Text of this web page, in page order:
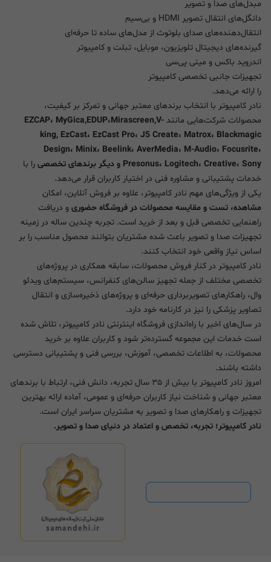
مبدل‌های صدا و تصویر
دانگل‌های انتقال تصویر HDMI و بی‌سیم
انتقال‌دهنده‌های صدای بلوتوث از مدل‌های ساده تا حرفه‌ای
گیرنده‌های دیجیتال تلویزیون، موبایل، تبلت و کامپیوتر
اندروید باکس و مینی پی‌سی
تجهیزات جانبی تخصصی کامپیوتر
را ارائه می‌دهد.
نادر کامپیوتر با انتخاب برندهای معتبر جهانی و تمرکز بر کیفیت،
محصولات شرکت‌هایی مانند EZCAP، MyGica,EDUP،Mirascreen,V-
king, EzCast، EzCast Pro، J5 Create، Matrox، Blackmagic
Design، Minix، Beelink، AverMedia، M-Audio، Focusrite،
Presonus، Logitech، Creative، Sony و دیگر برندهای تخصصی
را با
خدمات پشتیبانی و مشاوره فنی در اختیار کاربران قرار می‌دهد.
یکی از ویژگی‌های مهم نادر کامپیوتر، علاوه بر فروش آنلاین، امکان
مشاهده، تست و مقایسه محصولات در فروشگاه حضوری و دریافت
راهنمایی تخصصی قبل و بعد از خرید است. تجربه چندین ساله در زمینه
تجهیزات صدا و تصویر باعث شده مشتریان بتوانند محصول مناسب را بر
اساس نیاز واقعی خود انتخاب کنند.
نادر کامپیوتر در کنار فروش محصولات، سابقه همکاری در پروژه‌های
تخصصی مختلف از جمله تجهیز سالن‌های کنفرانس، سیستم‌های ویدئو
وال، راهکارهای تصویربرداری حرفه‌ای و پروژه‌های ذخیره‌سازی و انتقال
تصاویر پزشکی را نیز در کارنامه خود دارد.
در سال‌های اخیر با راه‌اندازی فروشگاه اینترنتی نادر کامپیوتر، تلاش شده
است خدمات این مجموعه گسترده‌تر شود و کاربران علاوه بر خرید
محصولات، به اطلاعات تخصصی، آموزش، بررسی فنی و پشتیبانی دسترسی
داشته باشند.
امروز نادر کامپیوتر با بیش از ۳۵ سال تجربه، دانش فنی، ارتباط با برندهای
معتبر جهانی و شناخت نیاز کاربران حرفه‌ای و عمومی، آماده ارائه بهترین
تجهیزات و راهکارهای صدا و تصویر به مشتریان سراسر ایران است.
نادر کامپیوتر؛ تجربه، تخصص و اعتماد در دنیای صدا و تصویر.